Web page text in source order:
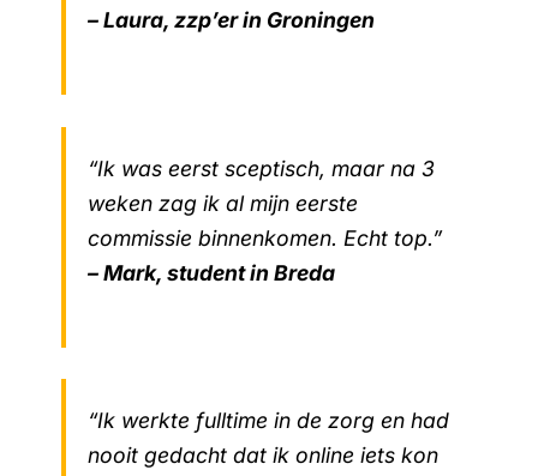
– Laura, zzp’er in Groningen
“Ik was eerst sceptisch, maar na 3
weken zag ik al mijn eerste
commissie binnenkomen. Echt top.”
– Mark, student in Breda
“Ik werkte fulltime in de zorg en had
nooit gedacht dat ik online iets kon